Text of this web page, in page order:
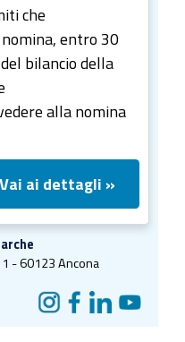
che
entro 30
bilancio della
alla nomina
Vai ai dettagli »
1 - 60123 Ancona